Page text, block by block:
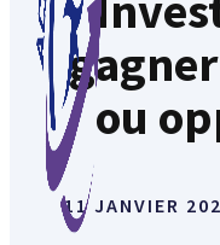
ou
11 JANVIER